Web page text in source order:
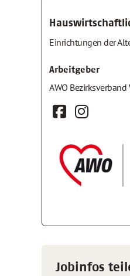
Einrichtungen der
Arbeitgeber
AWO Bezirksverband
Jobinfos